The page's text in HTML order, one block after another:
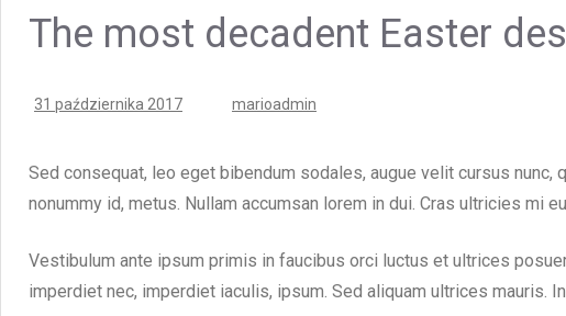
The most decadent Easter
Posted
31 października 2017
Posted
marioadmin
Sed consequat, leo eget bibendum sodales, augue velit cursus
nonummy id, metus. Nullam accumsan lorem in dui. Cras ultricies mi
Vestibulum ante ipsum primis in faucibus orci luctus et ultrices
imperdiet nec, imperdiet iaculis, ipsum. Sed aliquam ultrices mauris.